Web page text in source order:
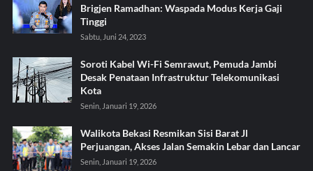
Brigjen Ramadhan: Waspada Modus Kerja Gaji
Tinggi
Sabtu, Juni 24, 2023
Soroti Kabel Wi-Fi Semrawut, Pemuda Jambi
Desak Penataan Infrastruktur Telekomunikasi
Kota
Senin, Januari 19, 2026
Walikota Bekasi Resmikan Sisi Barat Jl
Perjuangan, Akses Jalan Semakin Lebar dan Lancar
Senin, Januari 19, 2026